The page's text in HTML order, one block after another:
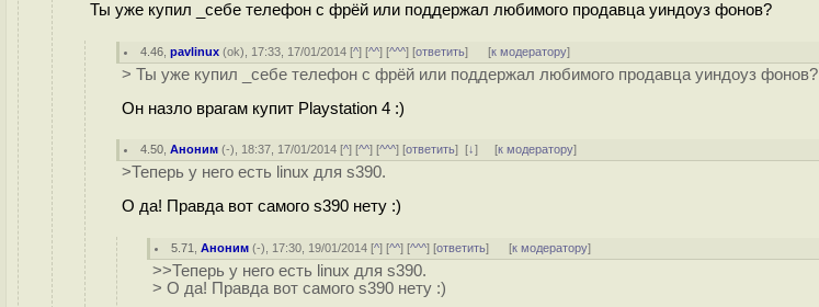
Ты уже купил _себе телефон с фрёй или поддержал любимого продавца уиндоуз фонов?
4.46 ,pavlinux (ok), 17:33, 17/01/2014 [^] [^^] [^^^] [ответить] [к модератору]
> Ты уже купил _себе телефон с фрёй или поддержал любимого продавца уиндоуз фонов?
Он назло врагам купит Playstation 4 :)
4.50 ,Аноним (-), 18:37, 17/01/2014 [^] [^^] [^^^] [ответить][↓] [к модератору]
>Теперь у него есть linux для s390.
О да! Правда вот самого s390 нету :)
5.71 ,Аноним (-), 17:30, 19/01/2014 [^] [^^] [^^^] [ответить] [к модератору]
>>Теперь у него есть linux для s390.
> О да! Правда вот самого s390 нету :)